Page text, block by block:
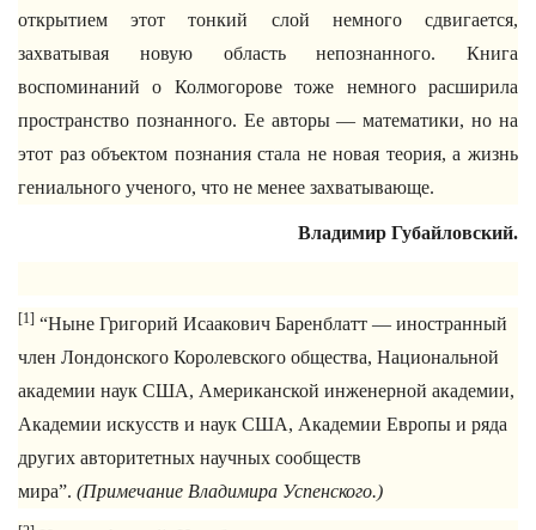
открытием этот тонкий слой немного сдвигается,
захватывая новую область непознанного. Книга
воспоминаний о Колмогорове тоже немного расширила
пространство познанного. Ее авторы — математики, но на
этот раз объектом познания стала не новая теория, а жизнь
гениального ученого, что не менее захватывающе.
Владимир Губайловский.
[1] “Ныне Григорий Исаакович Баренблатт — иностранный
член Лондонского Королевского общества, Национальной
академии наук США, Американской инженерной академии,
Академии искусств и наук США, Академии Европы и ряда
других авторитетных научных сообществ
мира”. (Примечание Владимира Успенского.)